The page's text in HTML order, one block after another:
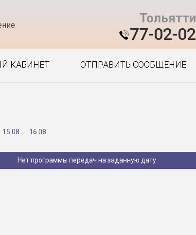
Тольятти
77-02-02
КАБИНЕТ ОТПРАВИТЬ СООБЩЕНИЕ
15.08 16.08
Нет программы передач на заданную дату